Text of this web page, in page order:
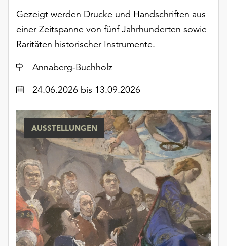
unserer
Datenschutzerklärung
dem
Impressum
Gezeigt werden Drucke und Handschriften aus
einer Zeitspanne von fünf Jahrhunderten sowie
Raritäten historischer Instrumente.
Ort
Annaberg-Buchholz
Datum24.06.2026 bis 13.09.2026
AUSSTELLUNGEN